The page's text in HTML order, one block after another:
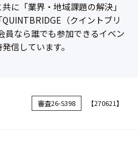
に「業界・地域課題の解決」
（クイントブリ
員なら誰でも参加できるイベン
信しています。
審査26-S398 【270621】